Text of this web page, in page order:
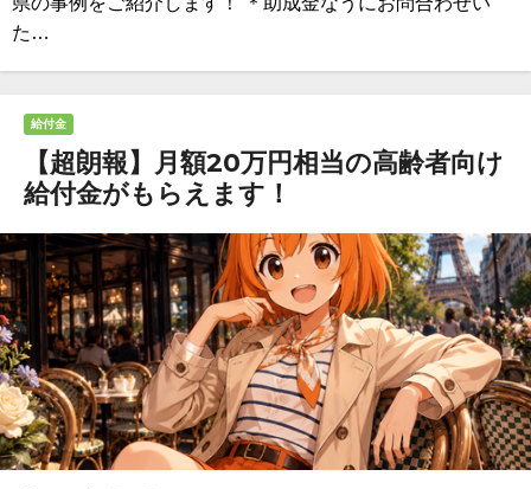
た…
給付金
【超朗報】月額20万円相当の高齢者向け
給付金がもらえます！